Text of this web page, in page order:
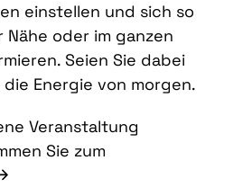
einstellen und sich so
oder im ganzen
Seien Sie dabei
Energie von morgen.
Veranstaltung
Sie zum